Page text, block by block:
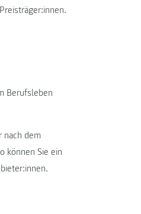
Preisträger:innen.
Berufsleben
nach dem
können Sie ein